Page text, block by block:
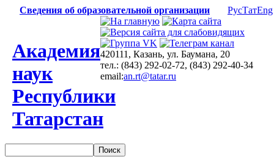
Сведения об образовательной организации РусТатEng
Академия
наук
Республики
Татарстан
420111, Казань, ул. Баумана, 20
тел.: (843) 292-02-72, (843) 292-40-34
email:an.rt@tatar.ru